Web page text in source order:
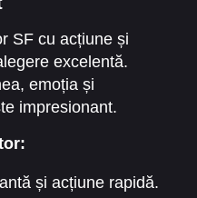
SF cu acțiune și
excelentă.
emoția și
impresionant.
pentru
și acțiune rapidă.